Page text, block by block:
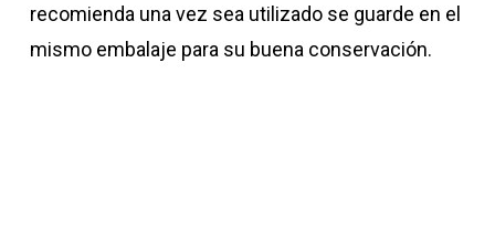
recomienda una vez sea utilizado se guarde en el
mismo embalaje para su buena conservación.